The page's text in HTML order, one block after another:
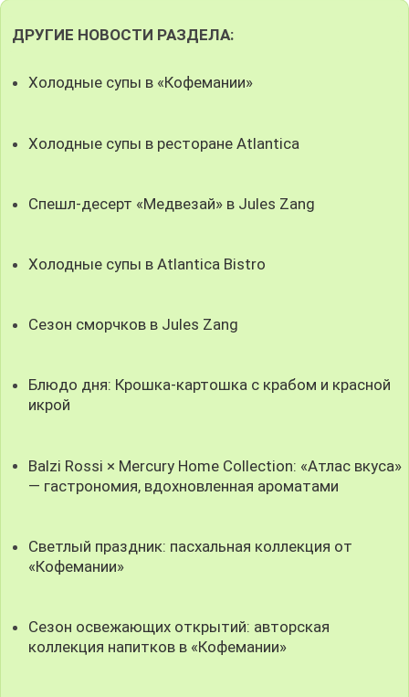
ДРУГИЕ НОВОСТИ РАЗДЕЛА:
Холодные супы в «Кофемании»
Холодные супы в ресторане Atlantica
Спешл-десерт «Медвезай» в Jules Zang
Холодные супы в Atlantica Bistro
Сезон сморчков в Jules Zang
Блюдо дня: Крошка-картошка с крабом и красной
икрой
Balzi Rossi × Mercury Home Collection: «Атлас вкуса»
— гастрономия, вдохновленная ароматами
Светлый праздник: пасхальная коллекция от
«Кофемании»
Сезон освежающих открытий: авторская
коллекция напитков в «Кофемании»